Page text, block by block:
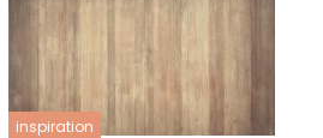
inspiration